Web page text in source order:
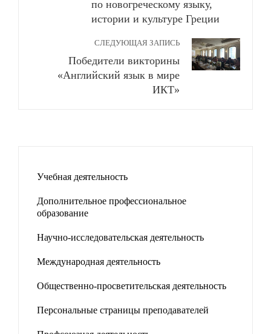
по новогреческому языку,
истории и культуре Греции
СЛЕДУЮЩАЯ ЗАПИСЬ
Победители викторины
«Английский язык в мире
ИКТ»
Учебная деятельность
Дополнительное профессиональное
образование
Научно-исследовательская деятельность
Международная деятельность
Общественно-просветительская деятельность
Персональные страницы преподавателей